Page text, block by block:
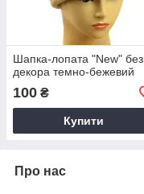
Шапка-лопата "New" без
декора темно-бежевий
100 ₴
Купити
Про нас